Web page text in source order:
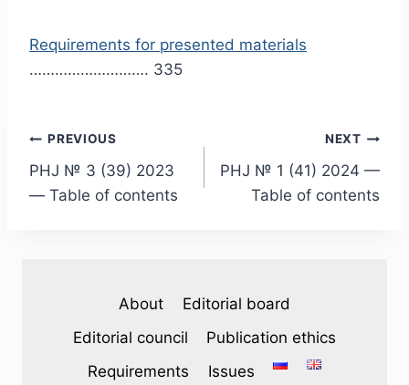
Requirements for presented materials
………………………. 335
Post
navigation
PREVIOUS
PHJ № 3 (39) 2023
— Table of contents
NEXT
PHJ № 1 (41) 2024 —
Table of contents
About
Editorial board
Editorial council
Publication ethics
Requirements
Issues